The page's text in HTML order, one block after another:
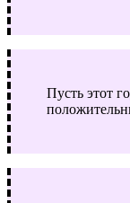
Пусть этот